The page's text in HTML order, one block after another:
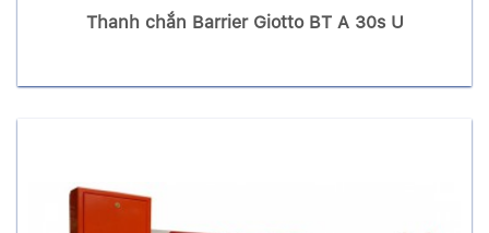
Thanh chắn Barrier Giotto BT A 30s U